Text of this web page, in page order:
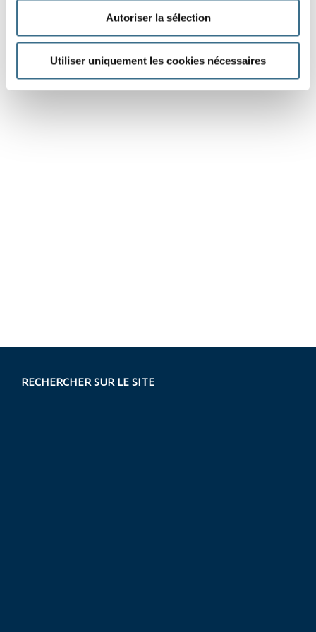
Autoriser la sélection
Utiliser uniquement les cookies nécessaires
RECHERCHER SUR LE SITE